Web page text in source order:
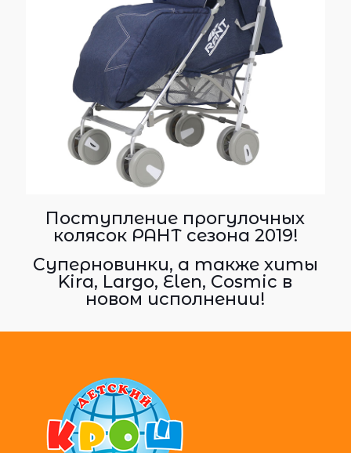
Поступление прогулочных
колясок РАНТ сезона 2019!
Суперновинки, а также хиты
Kira, Largo, Elen, Cosmic в
новом исполнении!